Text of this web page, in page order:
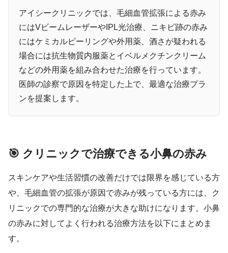
アイシークリニックでは、毛細血管拡張による赤み
にはVビームレーザーやIPL光治療、ニキビ跡の赤み
にはケミカルピーリングや外用薬、酒さが疑われる
場合には抗生物質内服薬とイベルメクチンクリーム
などの外用薬を組み合わせた治療を行っています。
医師の診察で原因を特定した上で、最適な治療プラ
ンを提案します。
🎯 クリニックで治療できる小鼻の赤み
スキンケアや生活習慣の改善だけでは限界を感じている方
や、毛細血管の拡張が原因で赤みが残っている方には、ク
リニックでの専門的な治療が大きな助けになります。小鼻
の赤みに対してよく行われる治療方法を以下にまとめま
す。